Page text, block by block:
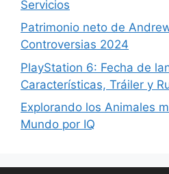
Servicios
Patrimonio neto de
Controversias 2024
PlayStation 6: Fecha de
Características, Tráiler y
Explorando los Animales
Mundo por IQ